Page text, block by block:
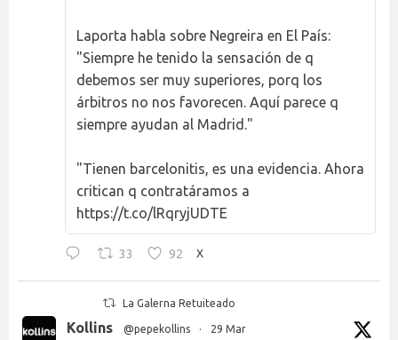
Laporta habla sobre Negreira en El País:
"Siempre he tenido la sensación de q
debemos ser muy superiores, porq los
árbitros no nos favorecen. Aquí parece q
siempre ayudan al Madrid."
"Tienen barcelonitis, es una evidencia. Ahora
critican q contratáramos a
https://t.co/lRqryjUDTE
33 92 X
La Galerna Retuiteado
Kollins @pepekollins · 29 Mar